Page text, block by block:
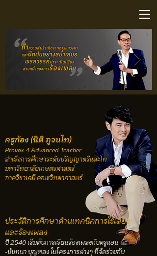
Click here
Click here
Click here
Click here
Click here
Click here
Click here
Click here
Click here
Click here
Click here
Click here
Click here
Click here
Click here
Click here
Click here
Click here
Click here
Click here
Click here
Click here
Click here
Click here
Click here
Click here
Click here
Click here
Click here
Click here
ครูก้อง (นิติ ภูวนไท)
Provox 4 Advanced Teacher
สำเร็จการศึกษาระดับปริญญาตรีและโท
มหาวิทยาลัยเกษตรศาสตร์
ภาควิชาเคมี คณะวิทยาศาสตร์
ประวัติการศึกษาด้านเทคนิคการใช้เสียง
และร้องเพลง
ปี 2540 เริ่มต้นการเรียนร้องเพลงกับครูแอน
-นันทนา บุญหลง ในโครงการต่างๆ ที่จัดร่วมกับ